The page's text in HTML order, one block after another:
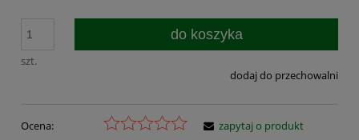
szt.
do koszyka
dodaj do przechowalni
Ocena:
zapytaj o produkt